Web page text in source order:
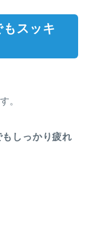
もスッキ
。
もしっかり疲れ